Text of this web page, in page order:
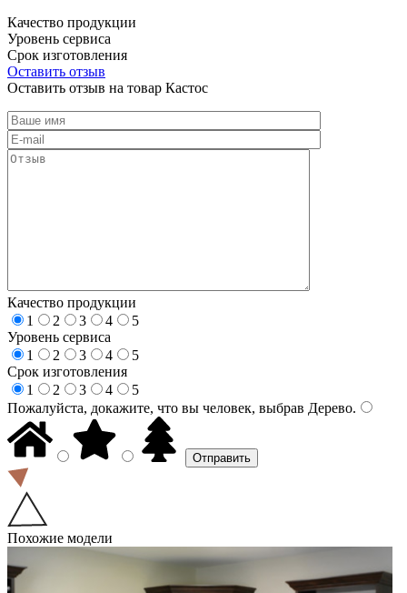
Качество продукции
Уровень сервиса
Срок изготовления
Оставить отзыв
Оставить отзыв на товар Кастос
Качество продукции
1
2 3 4
5
Уровень сервиса
1
2 3 4
5
Срок изготовления
1
2 3 4
5
Пожалуйста, докажите, что вы человек, выбрав Дерево.
Похожие модели